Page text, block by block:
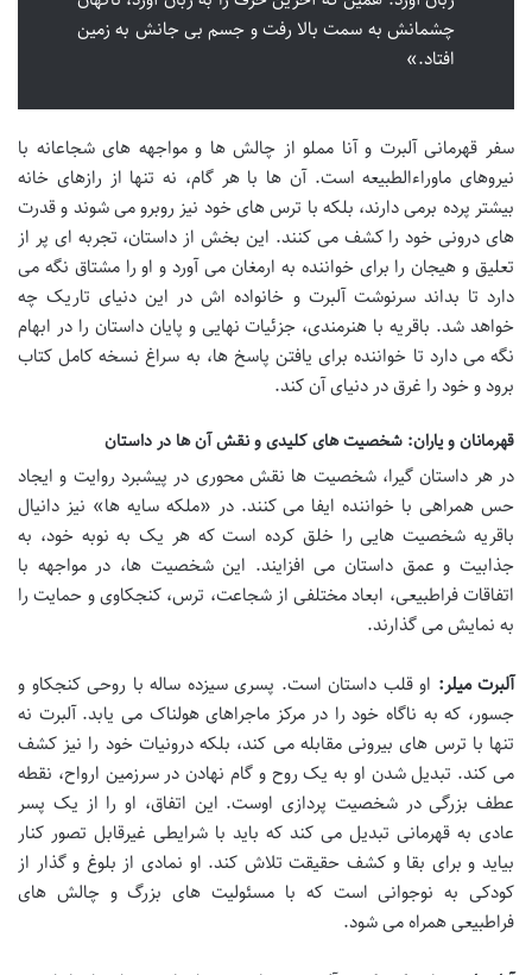
چشمانش به سمت بالا رفت و جسم بی جانش به زمین
افتاد.»
سفر قهرمانی آلبرت و آنا مملو از چالش ها و مواجهه های شجاعانه با
نیروهای ماوراءالطبیعه است. آن ها با هر گام، نه تنها از رازهای خانه
بیشتر پرده برمی دارند، بلکه با ترس های خود نیز روبرو می شوند و قدرت
های درونی خود را کشف می کنند. این بخش از داستان، تجربه ای پر از
تعلیق و هیجان را برای خواننده به ارمغان می آورد و او را مشتاق نگه می
دارد تا بداند سرنوشت آلبرت و خانواده اش در این دنیای تاریک چه
خواهد شد. باقریه با هنرمندی، جزئیات نهایی و پایان داستان را در ابهام
نگه می دارد تا خواننده برای یافتن پاسخ ها، به سراغ نسخه کامل کتاب
برود و خود را غرق در دنیای آن کند.
قهرمانان و یاران: شخصیت های کلیدی و نقش آن ها در داستان
در هر داستان گیرا، شخصیت ها نقش محوری در پیشبرد روایت و ایجاد
حس همراهی با خواننده ایفا می کنند. در «ملکه سایه ها» نیز دانیال
باقریه شخصیت هایی را خلق کرده است که هر یک به نوبه خود، به
جذابیت و عمق داستان می افزایند. این شخصیت ها، در مواجهه با
اتفاقات فراطبیعی، ابعاد مختلفی از شجاعت، ترس، کنجکاوی و حمایت را
به نمایش می گذارند.
آلبرت میلر: او قلب داستان است. پسری سیزده ساله با روحی کنجکاو و
جسور، که به ناگاه خود را در مرکز ماجراهای هولناک می یابد. آلبرت نه
تنها با ترس های بیرونی مقابله می کند، بلکه درونیات خود را نیز کشف
می کند. تبدیل شدن او به یک روح و گام نهادن در سرزمین ارواح، نقطه
عطف بزرگی در شخصیت پردازی اوست. این اتفاق، او را از یک پسر
عادی به قهرمانی تبدیل می کند که باید با شرایطی غیرقابل تصور کنار
بیاید و برای بقا و کشف حقیقت تلاش کند. او نمادی از بلوغ و گذار از
کودکی به نوجوانی است که با مسئولیت های بزرگ و چالش های
فراطبیعی همراه می شود.